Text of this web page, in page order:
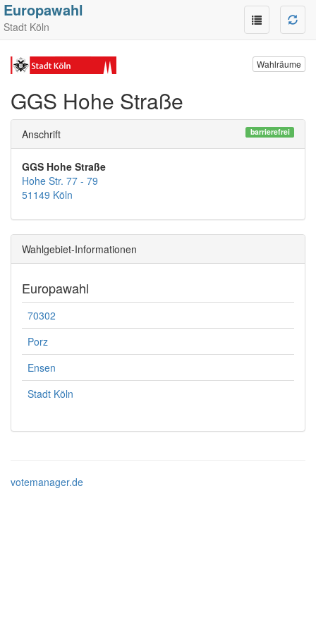
Europawahl
Stadt Köln
Wahlräume
GGS Hohe Straße
Anschrift barrierefrei
GGS Hohe Straße
Hohe Str. 77 - 79
51149 Köln
Wahlgebiet-Informationen
Europawahl
70302
Porz
Ensen
Stadt Köln
votemanager.de